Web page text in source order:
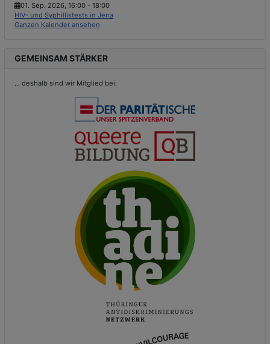
01. Sep. 2026 16:00 - 18:00
HIV- und Syphillistests in Jena
Ganzen Kalender ansehen
GEMEINSAM STÄRKER
... deshalb sind wir Mitglied bei: